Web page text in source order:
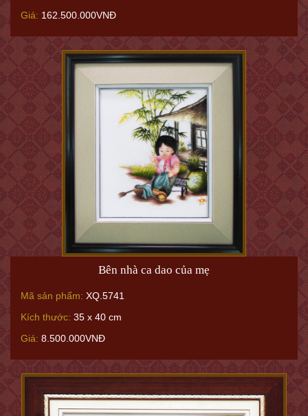
Giá: 162.500.000VNĐ
Bên nhà ca dao của mẹ
Mã sản phẩm: XQ.5741
Kích thước: 35 x 40 cm
Giá: 8.500.000VNĐ